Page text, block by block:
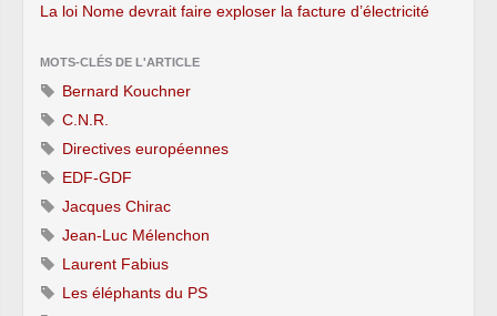
La loi Nome devrait faire exploser la facture d’électricité
MOTS-CLÉS DE L'ARTICLE
Bernard Kouchner
C.N.R.
Directives européennes
EDF-GDF
Jacques Chirac
Jean-Luc Mélenchon
Laurent Fabius
Les éléphants du PS